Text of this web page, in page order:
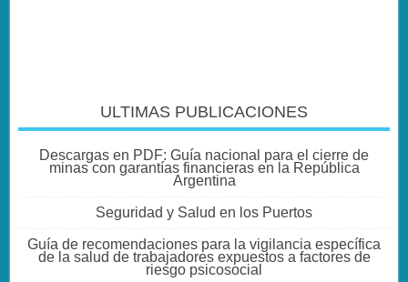
ULTIMAS PUBLICACIONES
Descargas en PDF: Guía nacional para el cierre de
minas con garantías financieras en la República
Argentina
Seguridad y Salud en los Puertos
Guía de recomendaciones para la vigilancia específica
de la salud de trabajadores expuestos a factores de
riesgo psicosocial